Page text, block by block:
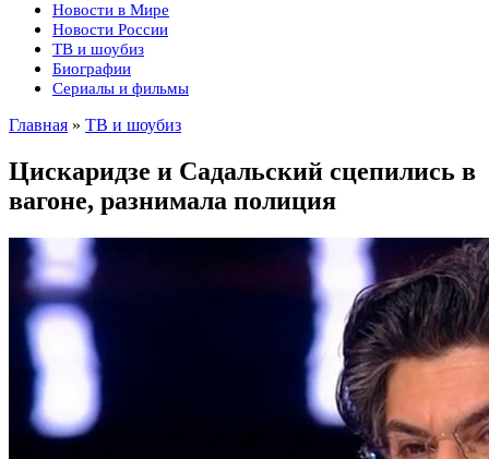
Новости в Мире
Новости России
ТВ и шоубиз
Биографии
Сериалы и фильмы
Главная » ТВ и шоубиз
Цискаридзе и Садальский сцепились в
вагоне, разнимала полиция